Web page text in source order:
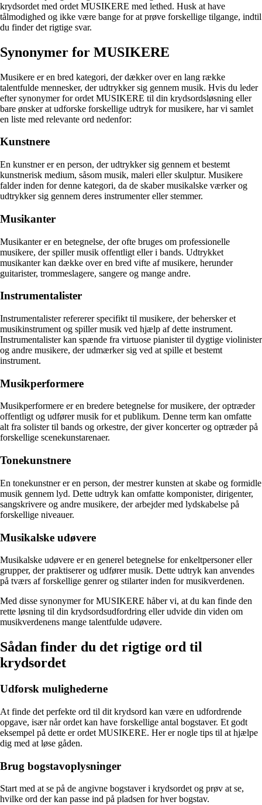
krydsordet med ordet MUSIKERE med lethed. Husk at have
tålmodighed og ikke være bange for at prøve forskellige tilgange, indtil
du finder det rigtige svar.
Synonymer for MUSIKERE
Musikere er en bred kategori, der dækker over en lang række
talentfulde mennesker, der udtrykker sig gennem musik. Hvis du leder
efter synonymer for ordet MUSIKERE til din krydsordsløsning eller
bare ønsker at udforske forskellige udtryk for musikere, har vi samlet
en liste med relevante ord nedenfor:
Kunstnere
En kunstner er en person, der udtrykker sig gennem et bestemt
kunstnerisk medium, såsom musik, maleri eller skulptur. Musikere
falder inden for denne kategori, da de skaber musikalske værker og
udtrykker sig gennem deres instrumenter eller stemmer.
Musikanter
Musikanter er en betegnelse, der ofte bruges om professionelle
musikere, der spiller musik offentligt eller i bands. Udtrykket
musikanter kan dække over en bred vifte af musikere, herunder
guitarister, trommeslagere, sangere og mange andre.
Instrumentalister
Instrumentalister refererer specifikt til musikere, der behersker et
musikinstrument og spiller musik ved hjælp af dette instrument.
Instrumentalister kan spænde fra virtuose pianister til dygtige violinister
og andre musikere, der udmærker sig ved at spille et bestemt
instrument.
Musikperformere
Musikperformere er en bredere betegnelse for musikere, der optræder
offentligt og udfører musik for et publikum. Denne term kan omfatte
alt fra solister til bands og orkestre, der giver koncerter og optræder på
forskellige scenekunstarenaer.
Tonekunstnere
En tonekunstner er en person, der mestrer kunsten at skabe og formidle
musik gennem lyd. Dette udtryk kan omfatte komponister, dirigenter,
sangskrivere og andre musikere, der arbejder med lydskabelse på
forskellige niveauer.
Musikalske udøvere
Musikalske udøvere er en generel betegnelse for enkeltpersoner eller
grupper, der praktiserer og udfører musik. Dette udtryk kan anvendes
på tværs af forskellige genrer og stilarter inden for musikverdenen.
Med disse synonymer for MUSIKERE håber vi, at du kan finde den
rette løsning til din krydsordsudfordring eller udvide din viden om
musikverdenens mange talentfulde udøvere.
Sådan finder du det rigtige ord til
krydsordet
Udforsk mulighederne
At finde det perfekte ord til dit krydsord kan være en udfordrende
opgave, især når ordet kan have forskellige antal bogstaver. Et godt
eksempel på dette er ordet MUSIKERE. Her er nogle tips til at hjælpe
dig med at løse gåden.
Brug bogstavoplysninger
Start med at se på de angivne bogstaver i krydsordet og prøv at se,
hvilke ord der kan passe ind på pladsen for hver bogstav.